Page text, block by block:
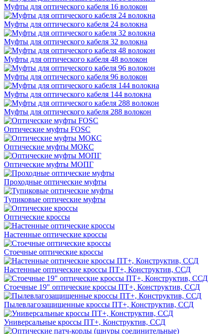
Муфты для оптического кабеля 16 волокон
Муфты для оптического кабеля 24 волокна
Муфты для оптического кабеля 32 волокна
Муфты для оптического кабеля 48 волокон
Муфты для оптического кабеля 96 волокон
Муфты для оптического кабеля 144 волокна
Муфты для оптического кабеля 288 волокон
Оптические муфты FOSC
Оптические муфты МОКС
Оптические муфты МОПГ
Проходные оптические муфты
Тупиковые оптические муфты
Оптические кроссы
Настенные оптические кроссы
Стоечные оптические кроссы
Настенные оптические кроссы ПТ+, Конструктив, ССД
Стоечные 19" оптические кроссы ПТ+, Конструктив, ССД
Пылевлагозащищенные кроссы ПТ+, Конструктив, ССД
Универсальные кроссы ПТ+, Конструктив, ССД